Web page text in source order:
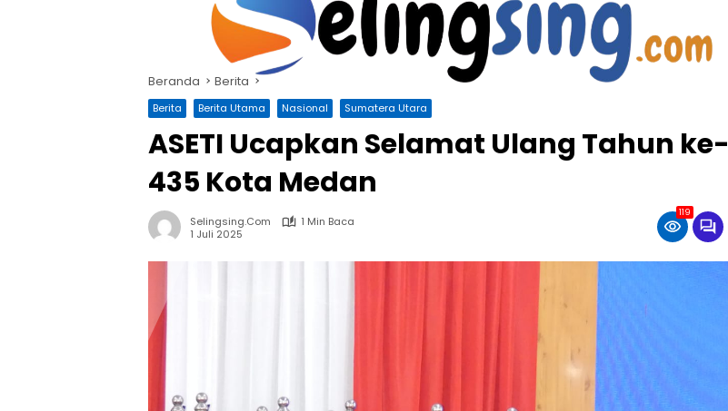
Beranda Berita
Berita Berita Utama Nasional Sumatera Utara
ASETI Ucapkan Selamat Ulang Tahun ke-
435 Kota Medan
Selingsing.com
1 Min Baca
1 Juli 2025
119